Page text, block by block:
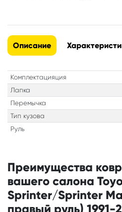
Описание
Комплектацияция
Лапка
Перемычка
Тип кузова
Руль
Преимущества
вашего салона
Sprinter/Sprinter
правый руль) 1991-